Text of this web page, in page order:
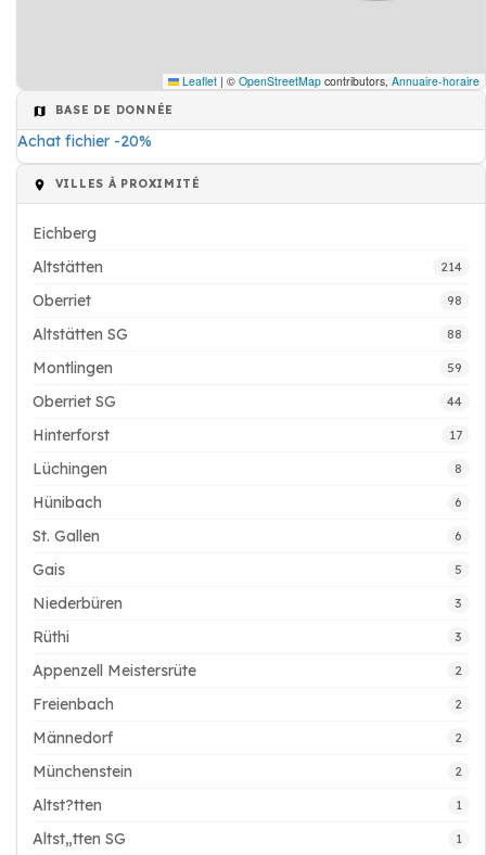
Leaflet | © OpenStreetMap contributors, Annuaire-horaire
BASE DE DONNÉE
Achat fichier -20%
VILLES À PROXIMITÉ
Eichberg
Altstätten
214
Oberriet 98
Altstätten SG 88
Montlingen 59
Oberriet SG 44
Hinterforst 17
Lüchingen 8
Hünibach 6
St. Gallen 6
Gais 5
Niederbüren 3
Rüthi 3
Appenzell Meistersrüte 2
Freienbach 2
Männedorf 2
Münchenstein 2
Altst?tten 1
Altst„tten SG 1